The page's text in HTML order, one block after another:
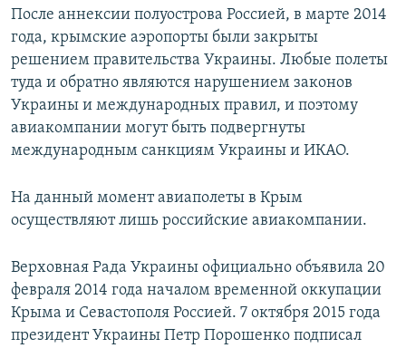
После аннексии полуострова Россией, в марте 2014
года, крымские аэропорты были закрыты
решением правительства Украины. Любые полеты
туда и обратно являются нарушением законов
Украины и международных правил, и поэтому
авиакомпании могут быть подвергнуты
международным санкциям Украины и ИКАО.
На данный момент авиаполеты в Крым
осуществляют лишь российские авиакомпании.
Верховная Рада Украины официально объявила 20
февраля 2014 года началом временной оккупации
Крыма и Севастополя Россией. 7 октября 2015 года
президент Украины Петр Порошенко подписал